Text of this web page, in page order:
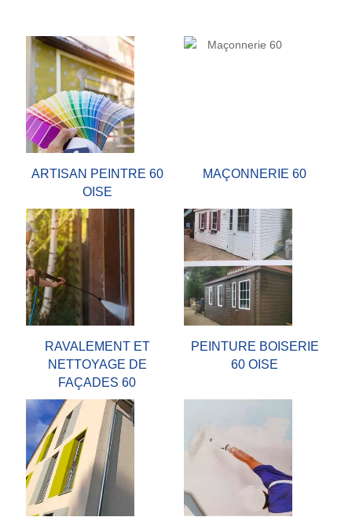
ARTISAN PEINTRE 60
OISE
MAÇONNERIE 60
RAVALEMENT ET
NETTOYAGE DE
FAÇADES 60
PEINTURE BOISERIE
60 OISE